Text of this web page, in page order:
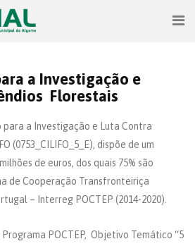
a Investigação e
Florestais
a Investigação e Luta Contra
(0753_CILIFO_5_E), dispõe de um
de euros, dos quais 75% são
de Cooperação Transfronteiriça
– Interreg POCTEP (2014-2020).
POCTEP, Objetivo Temático “5